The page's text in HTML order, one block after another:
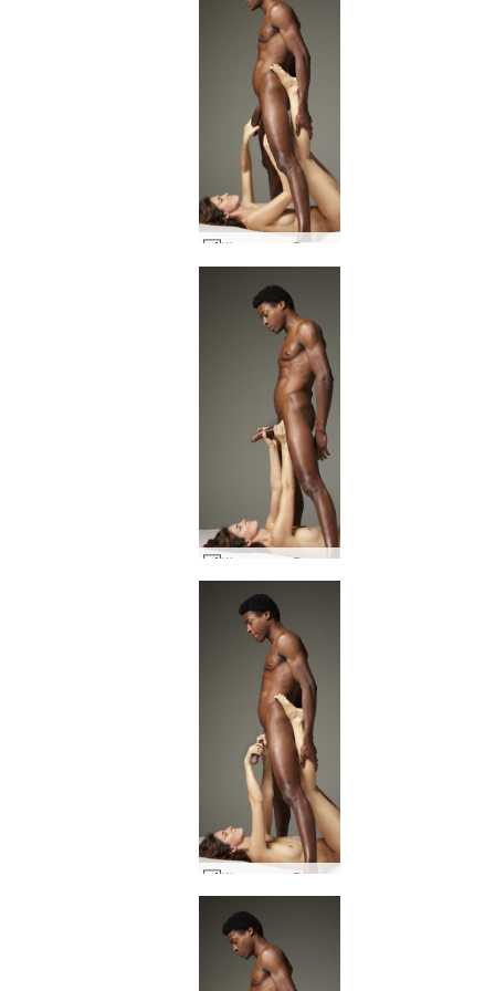
Шарлота и Горо ниско висящи плодове #16
Шарлота и Горо ниско висящи плодове #27